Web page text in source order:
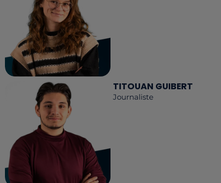
TITOUAN GUIBERT
Journaliste